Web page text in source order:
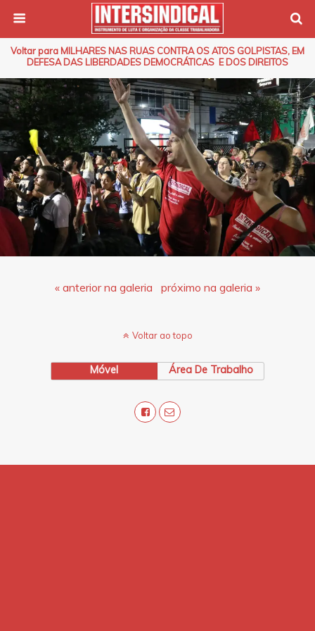
Voltar para MILHARES NAS RUAS CONTRA OS ATOS GOLPISTAS, EM
DEFESA DAS LIBERDADES DEMOCRÁTICAS E DOS DIREITOS
« anterior na galeria próximo na galeria »
Voltar ao topo
Móvel Área De Trabalho